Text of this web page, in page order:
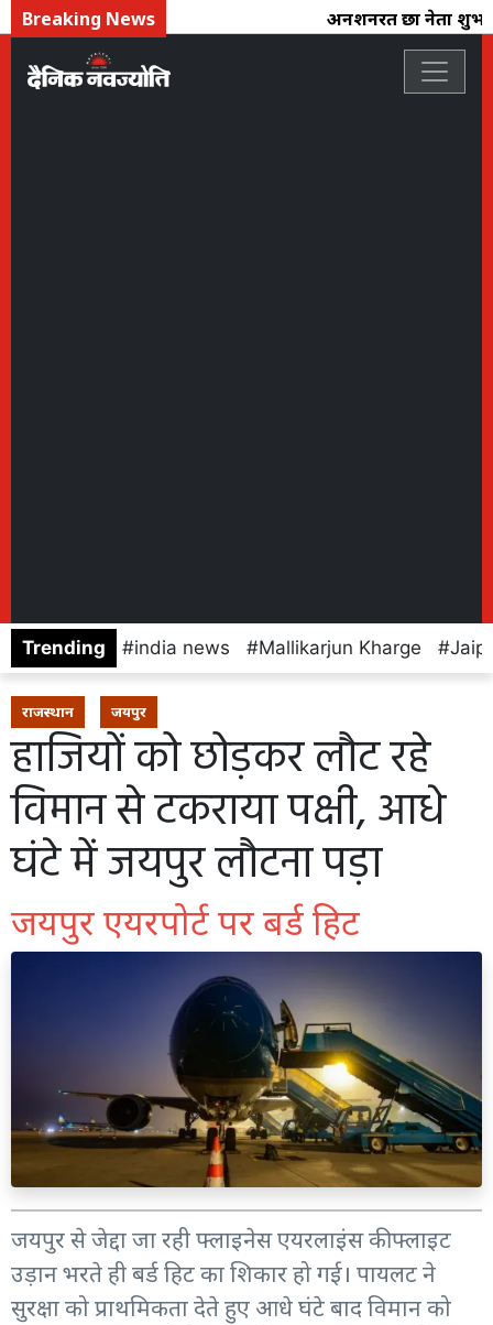
Breaking News अनशनरत छात्र नेता
Trending india news Mallikarjun Kharge
राजस्थान जयपुर
हाजियों को छोड़कर लौट रहे
विमान से टकराया पक्षी, आधे
घंटे में जयपुर लौटना पड़ा
जयपुर एयरपोर्ट पर बर्ड हिट
जयपुर से जेद्दा जा रही फ्लाइनेस एयरलाइंस की फ्लाइट
उड़ान भरते ही बर्ड हिट का शिकार हो गई। पायलट ने
सुरक्षा को प्राथमिकता देते हुए आधे घंटे बाद विमान को